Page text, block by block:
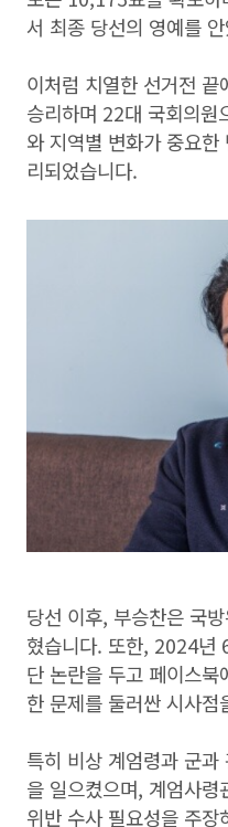
서 최종 당선의 영예를
이처럼 치열한 선거전
승리하며 22대 국회의원
와 지역별 변화가 중요
리되었습니다.
당선 이후, 부승찬은 국
혔습니다. 또한, 2024년
단 논란을 두고 페이스
한 문제를 둘러싼 시사점
특히 비상 계엄령과 군
을 일으켰으며, 계엄사
위반 수사 필요성을 주장